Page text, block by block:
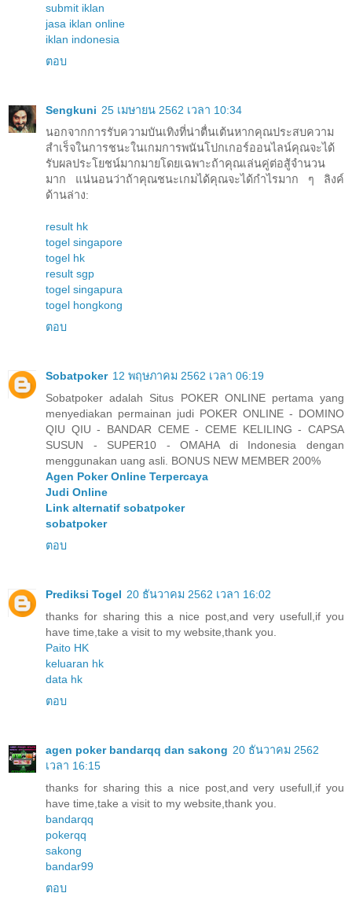
submit iklan
jasa iklan online
iklan indonesia
ตอบ
Sengkuni 25 เมษายน 2562 เวลา 10:34
นอกจากการรับความบันเทิงที่น่าตื่นเต้นหากคุณประสบความ
สำเร็จในการชนะในเกมการพนันโปกเกอร์ออนไลน์คุณจะได้
รับผลประโยชน์มากมายโดยเฉพาะถ้าคุณเล่นคู่ต่อสู้จำนวน
มาก แน่นอนว่าถ้าคุณชนะเกมได้คุณจะได้กำไรมาก ๆ ลิงค์
ด้านล่าง:
result hk
togel singapore
togel hk
result sgp
togel singapura
togel hongkong
ตอบ
Sobatpoker 12 พฤษภาคม 2562 เวลา 06:19
Sobatpoker adalah Situs POKER ONLINE pertama yang
menyediakan permainan judi POKER ONLINE - DOMINO
QIU QIU - BANDAR CEME - CEME KELILING - CAPSA
SUSUN - SUPER10 - OMAHA di Indonesia dengan
menggunakan uang asli. BONUS NEW MEMBER 200%
Agen Poker Online Terpercaya
Judi Online
Link alternatif sobatpoker
sobatpoker
ตอบ
Prediksi Togel 20 ธันวาคม 2562 เวลา 16:02
thanks for sharing this a nice post,and very usefull,if you
have time,take a visit to my website,thank you.
Paito HK
keluaran hk
data hk
ตอบ
agen poker bandarqq dan sakong 20 ธันวาคม 2562
เวลา 16:15
thanks for sharing this a nice post,and very usefull,if you
have time,take a visit to my website,thank you.
bandarqq
pokerqq
sakong
bandar99
ตอบ